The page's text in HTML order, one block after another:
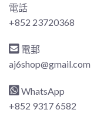
電話
+852 23720368
電郵
aj6shop@gmail.com
WhatsApp
+852 9317 6582